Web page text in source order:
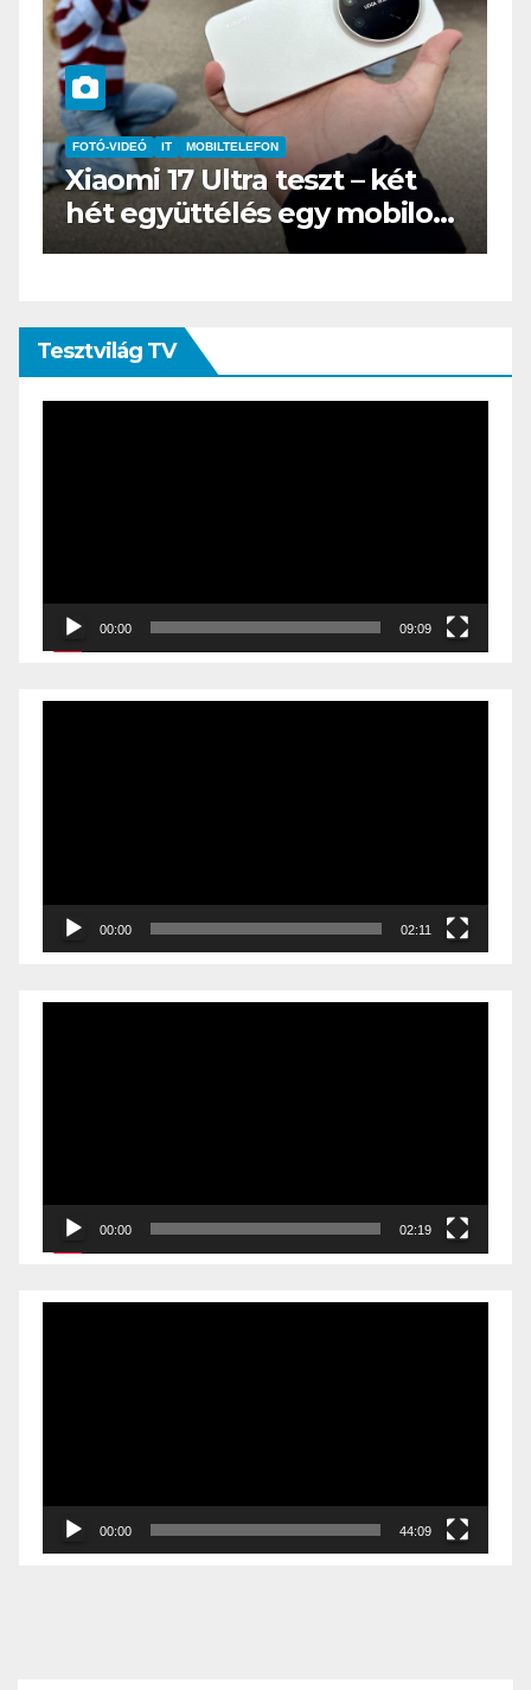
IT MŰSZAKI
BOOX Go 10.3 teszt – Amikor
az e-book olvasó felnő, és
öltönyt húz
Tesztvilág TV
00:00 09:09
00:00 02:11
00:00 02:19
00:00 44:09